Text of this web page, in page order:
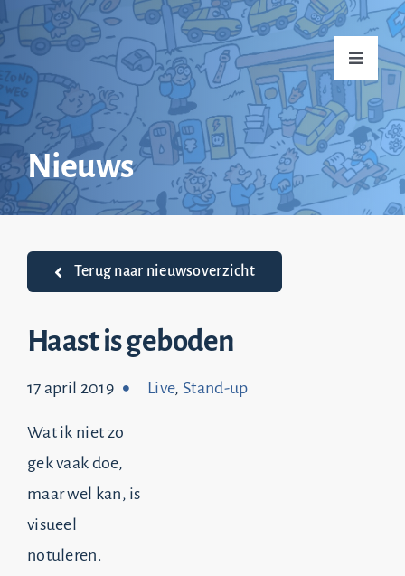
naar
inhoud
Toggle
Home
Over mij
Praktijkvoorbeelden
Nieuws
Top 20
Nieuws
Terug naar nieuwsoverzicht
Haast is geboden
17 april 2019 Live, Stand-up
Wat ik niet zo
gek vaak doe,
maar wel kan, is
visueel
notuleren.